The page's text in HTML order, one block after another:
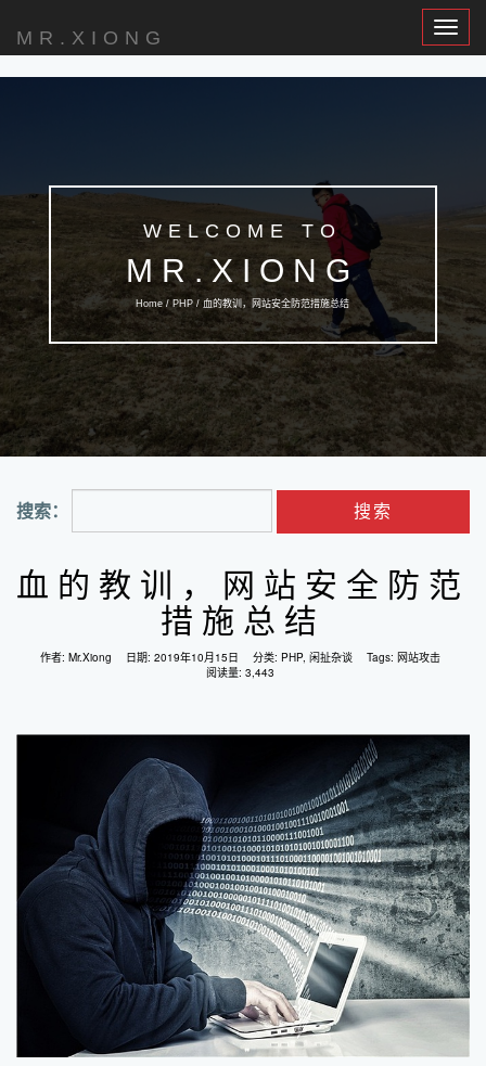
Toggle
MR.XIONG
WELCOME TO
MR.XIONG
Home / PHP / 血的教训，网站安全防范措施总结
搜索：
血的教训，网站安全防范
措施总结
作者: Mr.Xiong 日期: 2019年10月15日 分类: PHP, 闲扯杂谈 Tags: 网站攻击
阅读量: 3,443